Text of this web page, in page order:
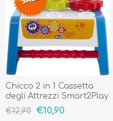
Chicco 2 in 1 Cassetta
degli Attrezzi Smart2Play
€12,90
€10,90